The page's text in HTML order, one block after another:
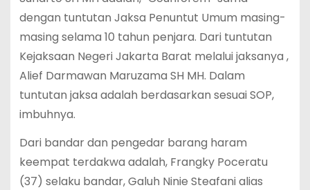
dengan tuntutan Jaksa Penuntut Umum masing-
masing selama 10 tahun penjara. Dari tuntutan
Kejaksaan Negeri Jakarta Barat melalui jaksanya ,
Alief Darmawan Maruzama SH MH. Dalam
tuntutan jaksa adalah berdasarkan sesuai SOP,
imbuhnya.
Dari bandar dan pengedar barang haram
keempat terdakwa adalah, Frangky Poceratu
(37) selaku bandar, Galuh Ninie Steafani alias